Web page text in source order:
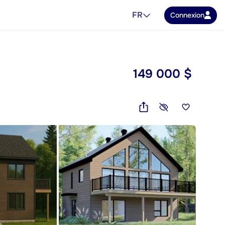
FR Connexion
149 000 $